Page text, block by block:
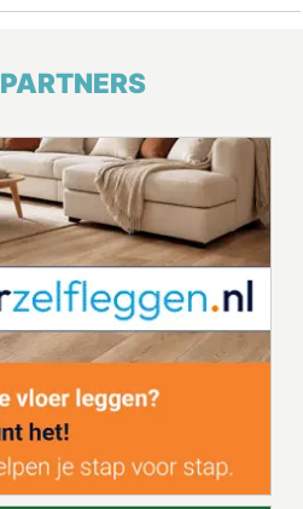
PARTNERS